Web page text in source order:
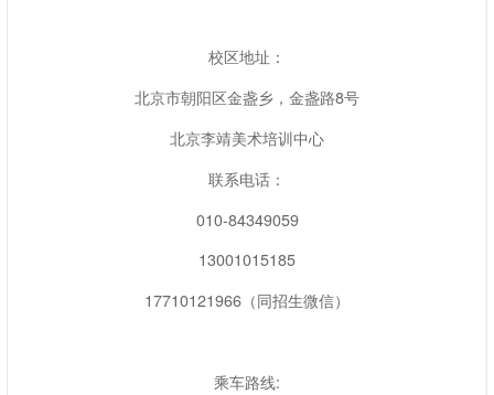
校区地址：
北京市朝阳区金盏乡，金盏路8号
北京李靖美术培训中心
联系电话：
010-84349059
13001015185
17710121966（同招生微信）
乘车路线: